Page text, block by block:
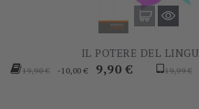
IL POTERE DEL
Prezzo
19,90 € -10,00 € Prezzo
9,90 € 19,99 €